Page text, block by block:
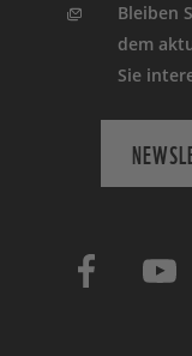
Bleiben
dem
Sie